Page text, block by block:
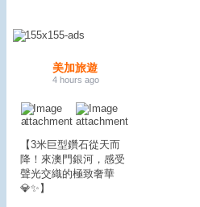
美加旅遊
4 hours ago
【3米巨型鑽石從天而
降！來澳門銀河，感受
聲光交織的極致奢華
💎✨】